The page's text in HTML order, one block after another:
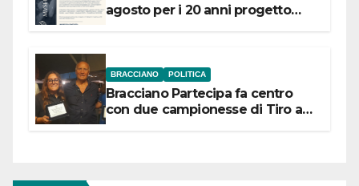
agosto per i 20 anni progetto
BRACCIANO POLITICA
Bracciano Partecipa fa centro
con due campionesse di Tiro a